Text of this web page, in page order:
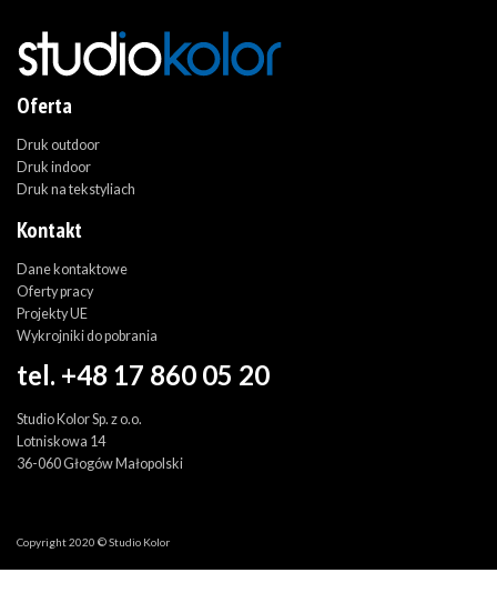
Oferta
Druk outdoor
Druk indoor
Druk na tekstyliach
Kontakt
Dane kontaktowe
Oferty pracy
Projekty UE
Wykrojniki do pobrania
tel. +48 17 860 05 20
Studio Kolor Sp. z o.o.
Lotniskowa 14
36-060 Głogów Małopolski
Copyright 2020 © Studio Kolor